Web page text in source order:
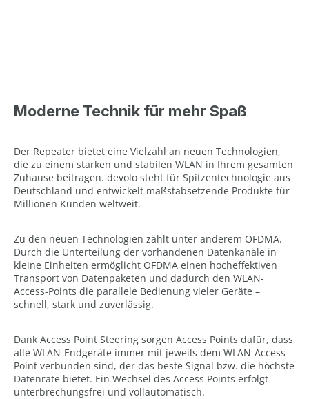
Moderne Technik für mehr Spaß
Der Repeater bietet eine Vielzahl an neuen Technologien,
die zu einem starken und stabilen WLAN in Ihrem gesamten
Zuhause beitragen. devolo steht für Spitzentechnologie aus
Deutschland und entwickelt maßstabsetzende Produkte für
Millionen Kunden weltweit.
Zu den neuen Technologien zählt unter anderem OFDMA.
Durch die Unterteilung der vorhandenen Datenkanäle in
kleine Einheiten ermöglicht OFDMA einen hocheffektiven
Transport von Datenpaketen und dadurch den WLAN-
Access-Points die parallele Bedienung vieler Geräte –
schnell, stark und zuverlässig.
Dank Access Point Steering sorgen Access Points dafür, dass
alle WLAN-Endgeräte immer mit jeweils dem WLAN-Access
Point verbunden sind, der das beste Signal bzw. die höchste
Datenrate bietet. Ein Wechsel des Access Points erfolgt
unterbrechungsfrei und vollautomatisch.